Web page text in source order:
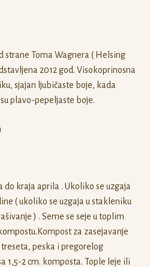
strane Toma Wagnera ( Helsing
2012 god. Visokoprinosna
sjajan ljubičaste boje, kada
plavo-pepeljaste boje.
do kraja aprila . Ukoliko se uzgaja
( ukoliko se uzgaja u stakleniku
) . Seme se seje u toplim
za zasejavanje
peska i pregorelog
1,5-2 cm. komposta. Tople leje ili